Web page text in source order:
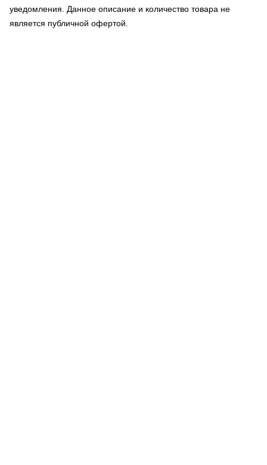
уведомления. Данное описание и количество товара не
является публичной офертой.